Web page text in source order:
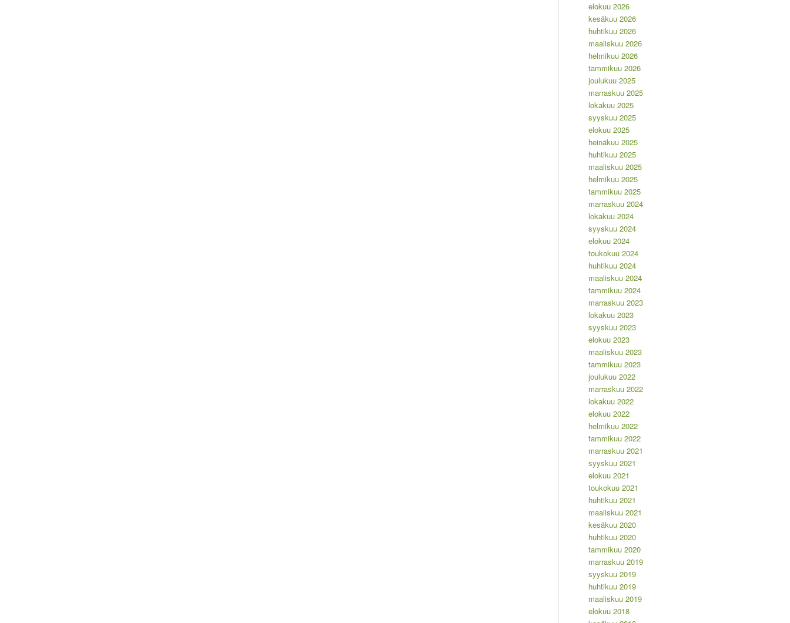
elokuu 2026
kesäkuu 2026
huhtikuu 2026
maaliskuu 2026
helmikuu 2026
tammikuu 2026
joulukuu 2025
marraskuu 2025
lokakuu 2025
syyskuu 2025
elokuu 2025
heinäkuu 2025
huhtikuu 2025
maaliskuu 2025
helmikuu 2025
tammikuu 2025
marraskuu 2024
lokakuu 2024
syyskuu 2024
elokuu 2024
toukokuu 2024
huhtikuu 2024
maaliskuu 2024
tammikuu 2024
marraskuu 2023
lokakuu 2023
syyskuu 2023
elokuu 2023
maaliskuu 2023
tammikuu 2023
joulukuu 2022
marraskuu 2022
lokakuu 2022
elokuu 2022
helmikuu 2022
tammikuu 2022
marraskuu 2021
syyskuu 2021
elokuu 2021
toukokuu 2021
huhtikuu 2021
maaliskuu 2021
kesäkuu 2020
huhtikuu 2020
tammikuu 2020
marraskuu 2019
syyskuu 2019
huhtikuu 2019
maaliskuu 2019
elokuu 2018